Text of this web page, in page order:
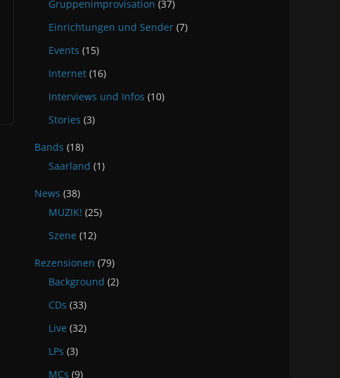
Gruppenimprovisation (37)
Einrichtungen und Sender (7)
Events (15)
Internet (16)
Interviews und Infos (10)
Stories (3)
Bands (18)
Saarland (1)
News (38)
MUZIK! (25)
Szene (12)
Rezensionen (79)
Background (2)
CDs (33)
Live (32)
LPs (3)
MCs (9)